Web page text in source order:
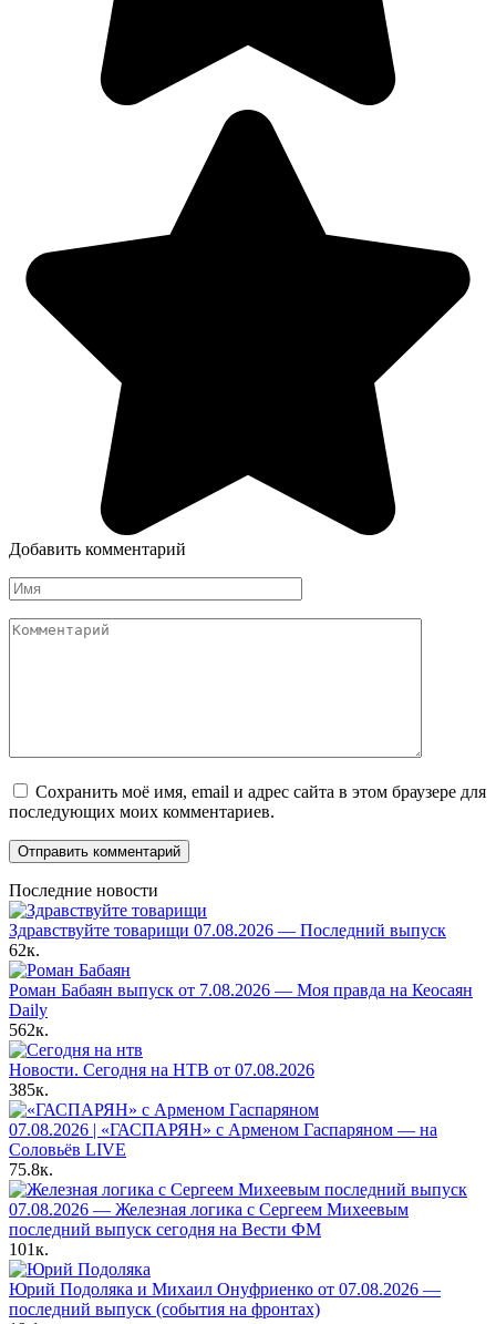
Добавить комментарий
Имя
Комментарий
Сохранить моё имя, email и адрес сайта в этом браузере для
последующих моих комментариев.
Последние новости
Здравствуйте товарищи 07.08.2026 — Последний выпуск
62к.
Роман Бабаян выпуск от 7.08.2026 — Моя правда на Кеосаян
Daily
562к.
Новости. Сегодня на НТВ от 07.08.2026
385к.
07.08.2026 | «ГАСПАРЯН» с Арменом Гаспаряном — на
Соловьёв LIVE
75.8к.
07.08.2026 — Железная логика с Сергеем Михеевым
последний выпуск сегодня на Вести ФМ
101к.
Юрий Подоляка и Михаил Онуфриенко от 07.08.2026 —
последний выпуск (события на фронтах)